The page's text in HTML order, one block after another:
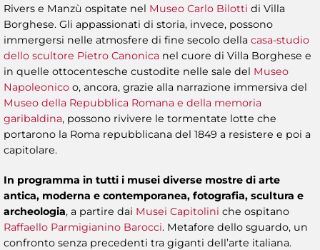
Rivers e Manzù ospitate nel Museo Carlo Bilotti di Villa
Borghese. Gli appassionati di storia, invece, possono
immergersi nelle atmosfere di fine secolo della casa-studio
dello scultore Pietro Canonica nel cuore di Villa Borghese e
in quelle ottocentesche custodite nelle sale del Museo
Napoleonico o, ancora, grazie alla narrazione immersiva del
Museo della Repubblica Romana e della memoria
garibaldina, possono rivivere le tormentate lotte che
portarono la Roma repubblicana del 1849 a resistere e poi a
capitolare.
In programma in tutti i musei diverse mostre di arte
antica, moderna e contemporanea, fotografia, scultura e
archeologia, a partire dai Musei Capitolini che ospitano
Raffaello Parmigianino Barocci. Metafore dello sguardo, un
confronto senza precedenti tra giganti dell’arte italiana.